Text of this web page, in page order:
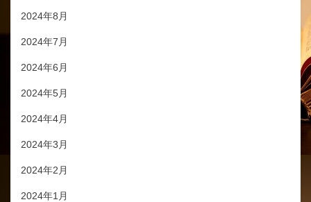
2024年8月
2024年7月
2024年6月
2024年5月
2024年4月
2024年3月
2024年2月
2024年1月